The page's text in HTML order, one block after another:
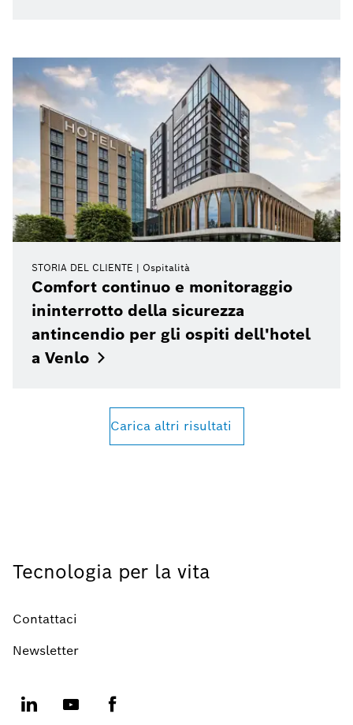
STORIA DEL CLIENTE Ospitalità
Comfort continuo e monitoraggio
ininterrotto della sicurezza
antincendio per gli ospiti dell'hotel
a Venlo
Carica altri risultati
Tecnologia per la vita
Contattaci
Newsletter